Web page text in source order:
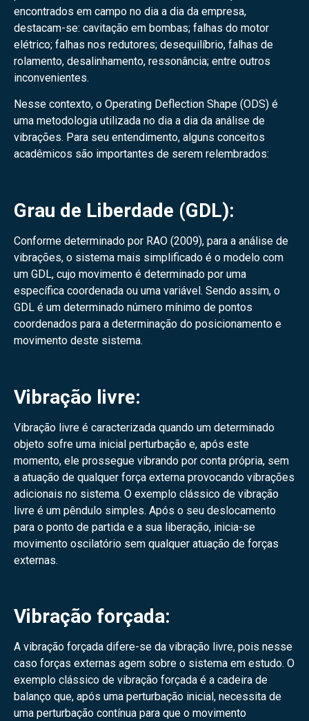
encontrados em campo no dia a dia da empresa,
destacam-se: cavitação em bombas; falhas do motor
elétrico; falhas nos redutores; desequilíbrio, falhas de
rolamento, desalinhamento, ressonância; entre outros
inconvenientes.
Nesse contexto, o Operating Deflection Shape (ODS) é
uma metodologia utilizada no dia a dia da análise de
vibrações. Para seu entendimento, alguns conceitos
acadêmicos são importantes de serem relembrados:
Grau de Liberdade (GDL):
Conforme determinado por RAO (2009), para a análise de
vibrações, o sistema mais simplificado é o modelo com
um GDL, cujo movimento é determinado por uma
específica coordenada ou uma variável. Sendo assim, o
GDL é um determinado número mínimo de pontos
coordenados para a determinação do posicionamento e
movimento deste sistema.
Vibração livre:
Vibração livre é caracterizada quando um determinado
objeto sofre uma inicial perturbação e, após este
momento, ele prossegue vibrando por conta própria, sem
a atuação de qualquer força externa provocando vibrações
adicionais no sistema. O exemplo clássico de vibração
livre é um pêndulo simples. Após o seu deslocamento
para o ponto de partida e a sua liberação, inicia-se
movimento oscilatório sem qualquer atuação de forças
externas.
Vibração forçada:
A vibração forçada difere-se da vibração livre, pois nesse
caso forças externas agem sobre o sistema em estudo. O
exemplo clássico de vibração forçada é a cadeira de
balanço que, após uma perturbação inicial, necessita de
uma perturbação contínua para que o movimento